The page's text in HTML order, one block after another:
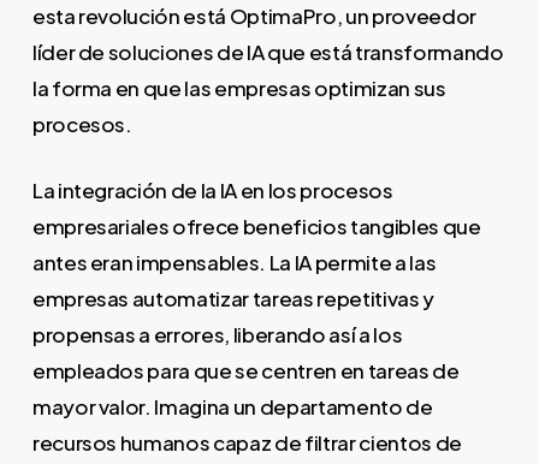
esta revolución está OptimaPro, un proveedor
líder de soluciones de IA que está transformando
la forma en que las empresas optimizan sus
procesos.
La integración de la IA en los procesos
empresariales ofrece beneficios tangibles que
antes eran impensables. La IA permite a las
empresas automatizar tareas repetitivas y
propensas a errores, liberando así a los
empleados para que se centren en tareas de
mayor valor. Imagina un departamento de
recursos humanos capaz de filtrar cientos de